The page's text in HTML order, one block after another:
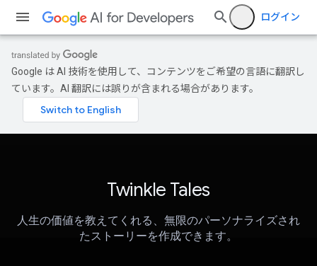
ログイン
Google は AI 技術を使用して、コンテンツをご希望の言語に翻訳し
ています。AI 翻訳には誤りが含まれる場合があります。
Twinkle Tales
人生の価値を教えてくれる、無限のパーソナライズされ
たストーリーを作成できます。